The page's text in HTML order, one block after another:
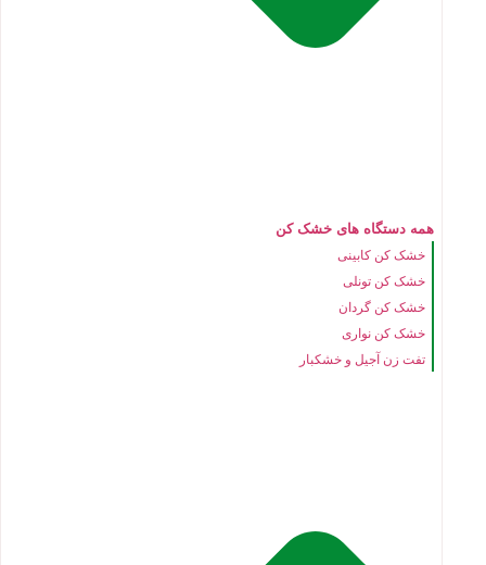
همه دستگاه های خشک کن
خشک کن کابینی
خشک کن تونلی
خشک کن گردان
خشک کن نواری
تفت زن آجیل و خشکبار